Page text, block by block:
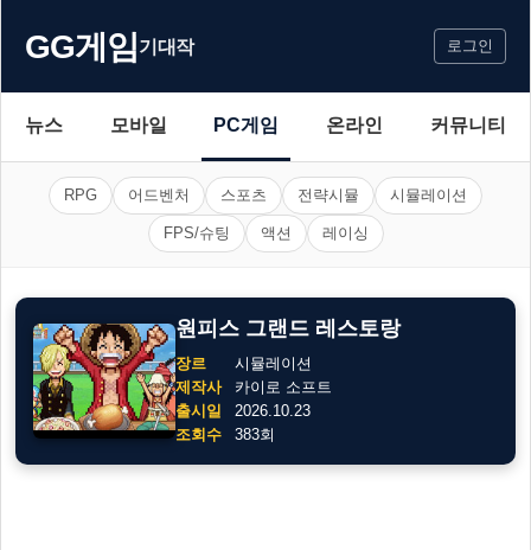
GG게임기대작 로그인
뉴스 모바일 PC게임 온라인 커뮤니티
RPG 어드벤처 스포츠 전략시뮬 시뮬레이션
FPS/슈팅 액션 레이싱
원피스 그랜드 레스토랑
장르
시뮬레이션
제작사
카이로 소프트
출시일
2026.10.23
조회수
383회